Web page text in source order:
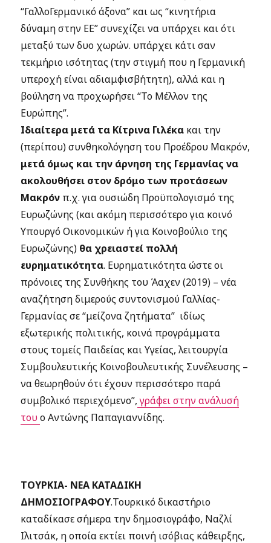
“ΓαλλοΓερμανικό άξονα” και ως “κινητήρια
δύναμη στην ΕΕ” συνεχίζει να υπάρχει και ότι
μεταξύ των δυο χωρών. υπάρχει κάτι σαν
τεκμήριο ισότητας (την στιγμή που η Γερμανική
υπεροχή είναι αδιαμφισβήτητη), αλλά και η
βούληση να προχωρήσει “Το Μέλλον της
Ευρώπης”.
Ιδιαίτερα μετά τα Κίτρινα Γιλέκα και την
(περίπου) συνθηκολόγηση του Προέδρου Μακρόν,
μετά όμως και την άρνηση της Γερμανίας να
ακολουθήσει στον δρόμο των προτάσεων
Μακρόν π.χ. για ουσιώδη Προϋπολογισμό της
Ευρωζώνης (και ακόμη περισσότερο για κοινό
Υπουργό Οικονομικών ή για Κοινοβούλιο της
Ευρωζώνης) θα χρειαστεί πολλή
ευρηματικότητα. Ευρηματικότητα ώστε οι
πρόνοιες της Συνθήκης του Άαχεν (2019) – νέα
αναζήτηση διμερούς συντονισμού Γαλλίας-
Γερμανίας σε “μείζονα ζητήματα” ιδίως
εξωτερικής πολιτικής, κοινά προγράμματα
στους τομείς Παιδείας και Υγείας, λειτουργία
Συμβουλευτικής Κοινοβουλευτικής Συνέλευσης –
να θεωρηθούν ότι έχουν περισσότερο παρά
συμβολικό περιεχόμενο”,γράφει στην ανάλυσή
τουο Αντώνης Παπαγιαννίδης.
ΤΟΥΡΚΙΑ- ΝΕΑ ΚΑΤΑΔΙΚΗ
ΔΗΜΟΣΙΟΓΡΑΦΟΥ.Τουρκικό δικαστήριο
καταδίκασε σήμερα την δημοσιογράφο, Ναζλί
Ιλιτσάκ, η οποία εκτίει ποινή ισόβιας κάθειρξης,